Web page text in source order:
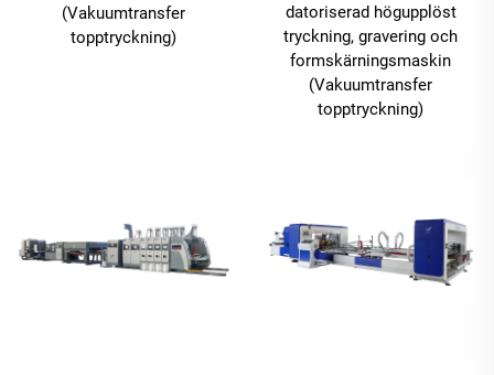
(Vakuumtransfer
topptryckning)
datoriserad högupplöst
tryckning, gravering och
formskärningsmaskin
(Vakuumtransfer
topptryckning)